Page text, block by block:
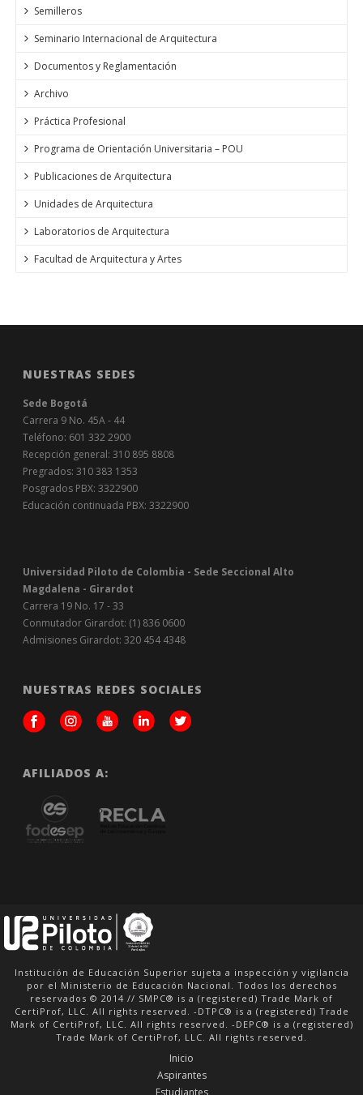
Semilleros
Seminario Internacional de Arquitectura
Documentos y Reglamentación
Archivo
Práctica Profesional
Programa de Orientación Universitaria – POU
Publicaciones de Arquitectura
Unidades de Arquitectura
Laboratorios de Arquitectura
Facultad de Arquitectura y Artes
NUESTRAS SEDES
Sede Bogotá
Carrera 9 No. 45A - 44
Teléfono: 601 332 2900
Recepción general: 310 895 8808
Pregrados: 310 383 1353
Posgrados PBX: 3322900
Educación continuada PBX: 3322900
Universidad Piloto de Colombia - Sede Seccional Alto
Magdalena - Girardot
Carrera 19 No. 17 - 33
Conmutador Girardot: (1) 836 0600
Admisiones Girardot: 320 454 4348
NUESTRAS REDES SOCIALES
AFILIADOS A:
Institución de Educación Superior sujeta a inspección y vigilancia
por el Ministerio de Educación Nacional. Todos los derechos
reservados © 2014 // SMPC® is a (registered) Trade Mark of
CertiProf, LLC. All rights reserved. -DTPC® is a (registered) Trade
Mark of CertiProf, LLC. All rights reserved. -DEPC® is a (registered)
Trade Mark of CertiProf, LLC. All rights reserved.
Inicio
Aspirantes